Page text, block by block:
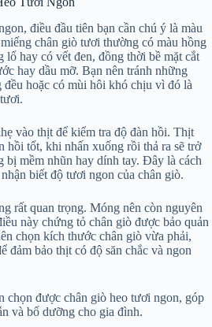
điều đầu tiên bạn cần chú ý là màu
chân giò tươi thường có màu hồng
hay có vết đen, đồng thời bề mặt cắt
hay dầu mỡ. Bạn nên tránh những
đều hoặc có mùi hôi khó chịu vì đó là
vào thịt để kiểm tra độ đàn hồi. Thịt
hồi tốt, khi nhấn xuống rồi thả ra sẽ trở
bị mềm nhũn hay dính tay. Đây là cách
biết độ tươi ngon của chân giò.
rất quan trọng. Móng nên còn nguyên
này chứng tỏ chân giò được bảo quản
chọn kích thước chân giò vừa phải,
đảm bảo thịt có độ săn chắc và ngon
chọn được chân giò heo tươi ngon, góp
và bổ dưỡng cho gia đình.